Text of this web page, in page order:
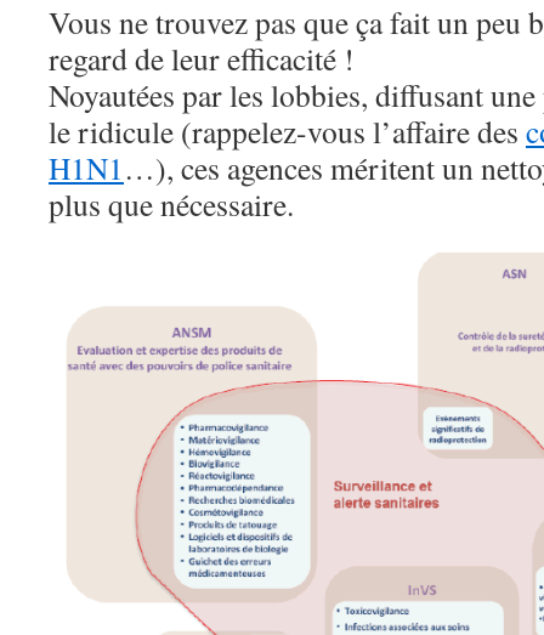
Vous ne trouvez pas que ça fait un peu
regard de leur efficacité !
Noyautées par les lobbies, diffusant
le ridicule (rappelez-vous l’affaire des
H1N1…), ces agences méritent un
plus que nécessaire.